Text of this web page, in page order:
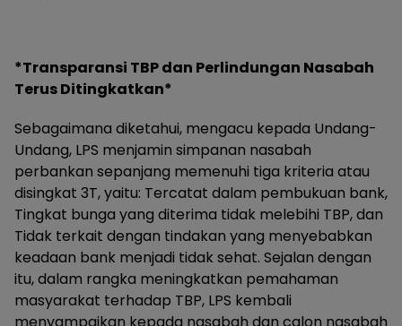
*Transparansi TBP dan Perlindungan Nasabah
Terus Ditingkatkan*
Sebagaimana diketahui, mengacu kepada Undang-
Undang, LPS menjamin simpanan nasabah
perbankan sepanjang memenuhi tiga kriteria atau
disingkat 3T, yaitu: Tercatat dalam pembukuan bank,
Tingkat bunga yang diterima tidak melebihi TBP, dan
Tidak terkait dengan tindakan yang menyebabkan
keadaan bank menjadi tidak sehat. Sejalan dengan
itu, dalam rangka meningkatkan pemahaman
masyarakat terhadap TBP, LPS kembali